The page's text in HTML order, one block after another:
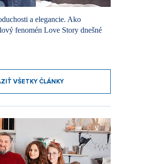
a elegancie. Ako
fenomén Love Story dnešné
VŠETKY ČLÁNKY